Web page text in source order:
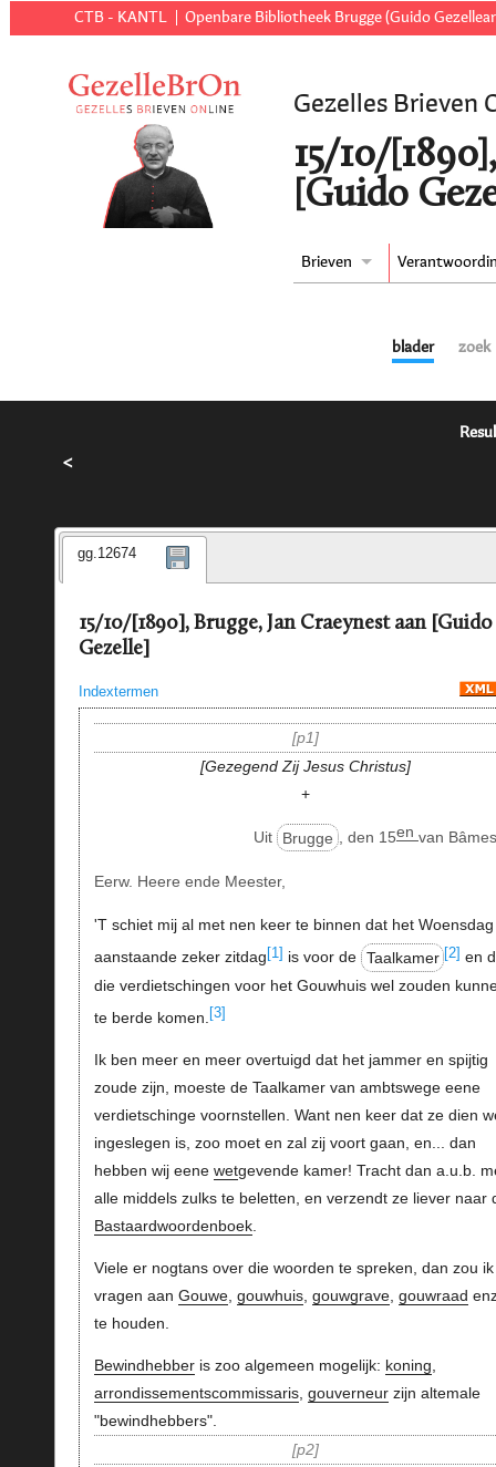
CTB - KANTL Openbare Bibliotheek Brugge (Guido
Gezelles Brieven
15/10/
[Guido
Brieven
blader zoek
<
gg.12674
15/10/[1890], Brugge, Jan Craeynest aan [Guido
Gezelle]
Indextermen
p1
Gezegend Zij Jesus Christus
+
Uit Brugge , den 15en van
Eerw. Heere ende Meester,
'T schiet mij al met nen keer te binnen dat het Woensdag
aanstaande zeker zitdag [1] is voor de Taalkamer [2] en
die verdietschingen voor het Gouwhuis wel zouden
te berde komen. [3]
Ik ben meer en meer overtuigd dat het jammer en spijtig
zoude zijn, moeste de Taalkamer van ambtswege eene
verdietschinge voornstellen. Want nen keer dat ze dien
ingeslegen is, zoo moet en zal zij voort gaan, en... dan
hebben wij eene wetgevende kamer! Tracht dan a.u.b.
alle middels zulks te beletten, en verzendt ze liever naar
Bastaardwoordenboek.
Viele er nogtans over die woorden te spreken, dan zou
vragen aan Gouwe, gouwhuis, gouwgrave, gouwraad
te houden.
Bewindhebberis zoo algemeen mogelijk: koning
arrondissementscommissaris, gouverneurzijn altemale
"bewindhebbers".
p2